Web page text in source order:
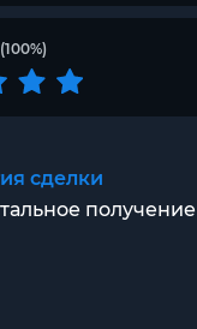
(100%)
сделки
получение